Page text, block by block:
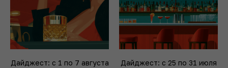
Дайджест: с 1 по 7 августа Дайджест: с 25 по 31 июля